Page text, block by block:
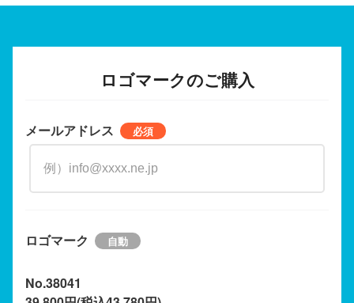
ロゴマークのご購入
メールアドレス
ロゴマーク
No.38041